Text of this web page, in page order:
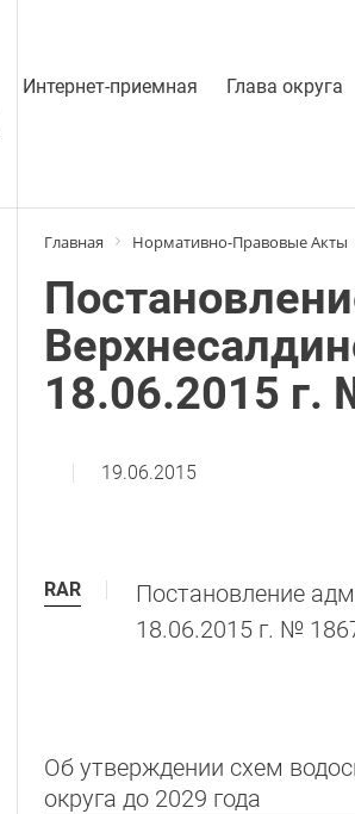
Интернет-приемная Глава округа
Главная Нормативно-Правовые Акты
18.06.2015 г.
19.06.2015
RAR
Постановление
18.06.2015 г. №
Об утверждении схем
округа до 2029 года